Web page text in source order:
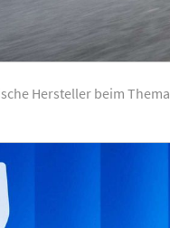
Hersteller beim Thema